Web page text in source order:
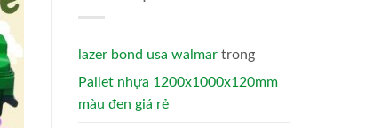
lazer bond usa walmar trong
Pallet nhựa 1200x1000x120mm
màu đen giá rẻ